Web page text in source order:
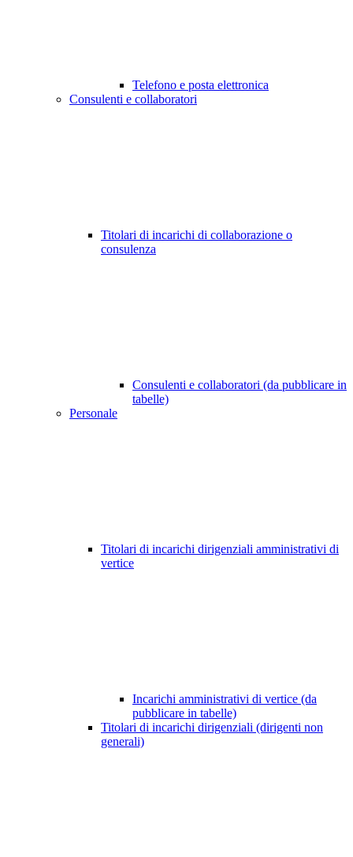
Telefono e posta elettronica
Consulenti e collaboratori
Titolari di incarichi di collaborazione o
consulenza
Consulenti e collaboratori (da pubblicare in
tabelle)
Personale
Titolari di incarichi dirigenziali amministrativi di
vertice
Incarichi amministrativi di vertice (da
pubblicare in tabelle)
Titolari di incarichi dirigenziali (dirigenti non
generali)